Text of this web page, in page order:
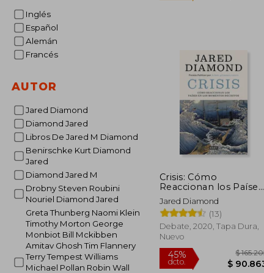
Inglés
Español
Alemán
Francés
AUTOR
Jared Diamond
Diamond Jared
Libros De Jared M Diamond
Benirschke Kurt Diamond
Jared
Diamond Jared M
Drobny Steven Roubini
Nouriel Diamond Jared
Greta Thunberg Naomi Klein
Timothy Morton George
Monbiot Bill Mckibben
Amitav Ghosh Tim Flannery
Terry Tempest Williams
Michael Pollan Robin Wall
Crisis: Cómo
Reaccionan los Países
en los Momentos
Decisivos
Jared Diamond
(13)
Debate, 2020, Tapa Dura,
Nuevo